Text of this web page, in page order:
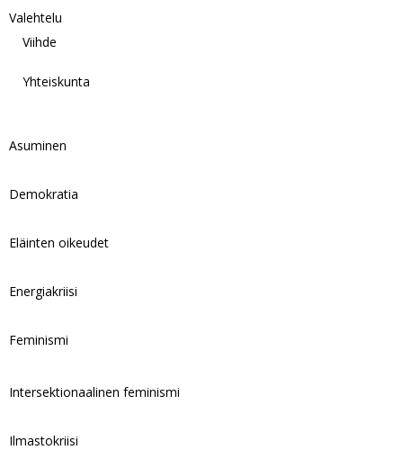
Valehtelu
Viihde
Yhteiskunta
Asuminen
Demokratia
Eläinten oikeudet
Energiakriisi
Feminismi
Intersektionaalinen feminismi
Ilmastokriisi